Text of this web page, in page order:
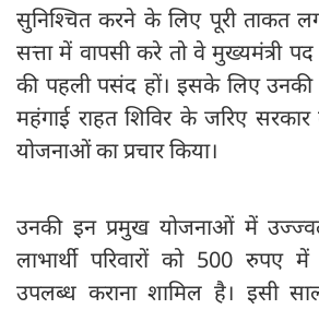
सुनिश्चित करने के लिए पूरी ताकत
सत्ता में वापसी करे तो वे मुख्यमंत्री
की पहली पसंद हों। इसके लिए उनकी
महंगाई राहत शिविर के जरिए
योजनाओं का प्रचार किया।
उनकी इन प्रमुख योजनाओं में
लाभार्थी परिवारों को 500 रुपए
उपलब्ध कराना शामिल है। इसी